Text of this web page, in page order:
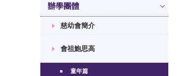
辦學團體
慈幼會簡介
會祖鮑思高
童年篇